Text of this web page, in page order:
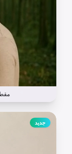
جديد